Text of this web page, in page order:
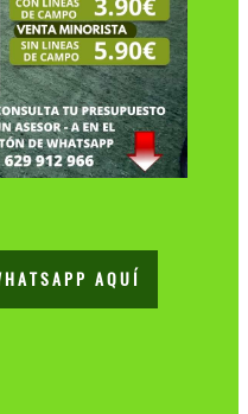
AQUÍ